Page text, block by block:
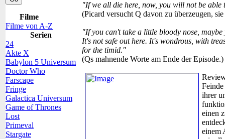
Filme
Filme von A-Z
Serien
24
Akte X
Babylon 5 Universum
Doctor Who
Farscape
Fringe
Galactica Universum
Game of Thrones
Lost
Primeval
Stargate
"If we all die here, now, you will not be able
(Picard versucht Q davon zu überzeugen,
"If you can't take a little bloody nose,
It's not safe out here. It's wondrous, with
for the timid."
(Qs mahnende Worte am Ende der Episode.)
ihrer
einen
einem